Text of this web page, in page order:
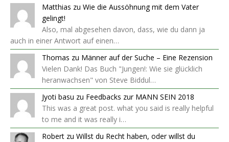
Matthias zu Wie die Aussöhnung mit dem Vater
gelingt!
Also, mal abgesehen davon, dass, wie du dann ja
auch in einer Antwort auf einen…
Thomas zu Männer auf der Suche – Eine Rezension
Vielen Dank! Das Buch "Jungen!: Wie sie glücklich
heranwachsen" von Steve Biddul…
Jyoti basu zu Feedbacks zur MANN SEIN 2018
This was a great post. what you said is really helpful
to me and it was really i…
Robert zu Willst du Recht haben, oder willst du